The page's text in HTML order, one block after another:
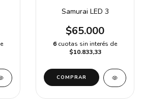
Samurai LED 3
$65.000
6 cuotas sin interés de
$10.833,33
COMPRAR